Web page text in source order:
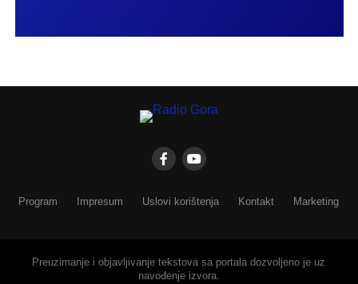
Program Impresum Uslovi korištenja Kontakt Marketing
Preuzimanje i objavljivanje tekstova sa portala dozvoljeno je uz
navođenje izvora.